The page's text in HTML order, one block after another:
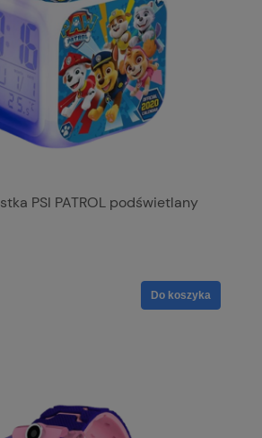
PSI PATROL podświetlany
Do koszyka